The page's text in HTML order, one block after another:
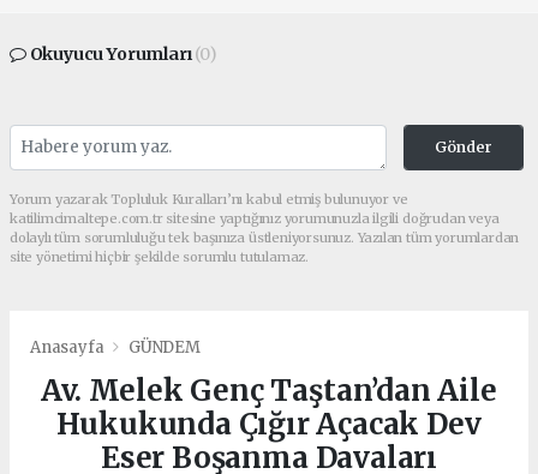
Okuyucu Yorumları(0)
Gönder
Yorum yazarak Topluluk Kuralları’nı kabul etmiş bulunuyor ve
katilimcimaltepe.com.tr sitesine yaptığınız yorumunuzla ilgili doğrudan veya
dolaylı tüm sorumluluğu tek başınıza üstleniyorsunuz. Yazılan tüm yorumlardan
site yönetimi hiçbir şekilde sorumlu tutulamaz.
Anasayfa GÜNDEM
Av. Melek Genç Taştan’dan Aile
Hukukunda Çığır Açacak Dev
Eser Boşanma Davaları